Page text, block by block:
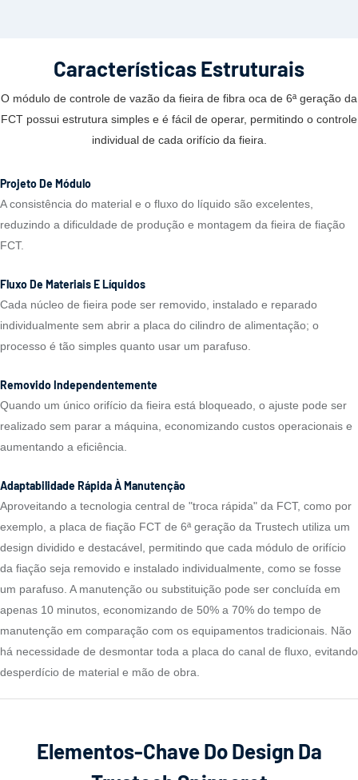
Características Estruturais
O módulo de controle de vazão da fieira de fibra oca de 6ª geração da
FCT possui estrutura simples e é fácil de operar, permitindo o controle
individual de cada orifício da fieira.
Projeto De Módulo
A consistência do material e o fluxo do líquido são excelentes,
reduzindo a dificuldade de produção e montagem da fieira de fiação
FCT.
Fluxo De Materiais E Líquidos
Cada núcleo de fieira pode ser removido, instalado e reparado
individualmente sem abrir a placa do cilindro de alimentação; o
processo é tão simples quanto usar um parafuso.
Removido Independentemente
Quando um único orifício da fieira está bloqueado, o ajuste pode ser
realizado sem parar a máquina, economizando custos operacionais e
aumentando a eficiência.
Adaptabilidade Rápida À Manutenção
Aproveitando a tecnologia central de "troca rápida" da FCT, como por
exemplo, a placa de fiação FCT de 6ª geração da Trustech utiliza um
design dividido e destacável, permitindo que cada módulo de orifício
da fiação seja removido e instalado individualmente, como se fosse
um parafuso. A manutenção ou substituição pode ser concluída em
apenas 10 minutos, economizando de 50% a 70% do tempo de
manutenção em comparação com os equipamentos tradicionais. Não
há necessidade de desmontar toda a placa do canal de fluxo, evitando
desperdício de material e mão de obra.
Elementos-Chave Do Design Da